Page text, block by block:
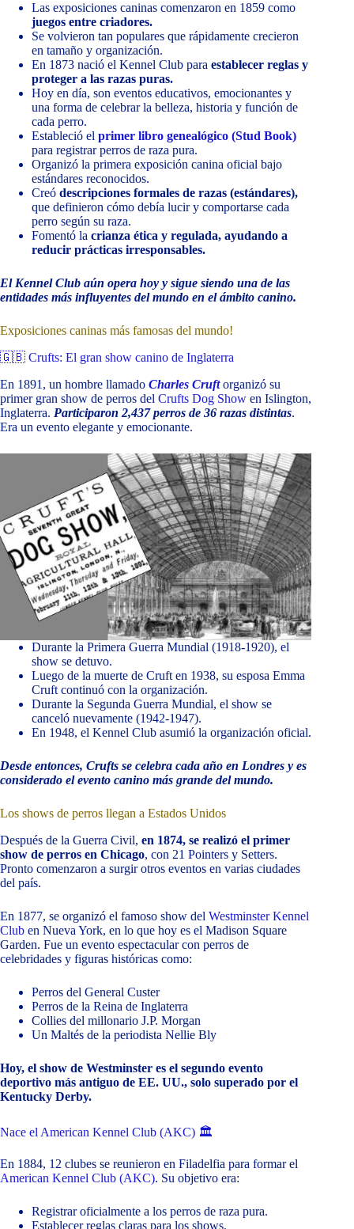
Las exposiciones caninas comenzaron en 1859 como
juegos entre criadores.
Se volvieron tan populares que rápidamente crecieron
en tamaño y organización.
En 1873 nació el Kennel Club para establecer reglas y
proteger a las razas puras.
Hoy en día, son eventos educativos, emocionantes y
una forma de celebrar la belleza, historia y función de
cada perro.
Estableció el primer libro genealógico (Stud Book)
para registrar perros de raza pura.
Organizó la primera exposición canina oficial bajo
estándares reconocidos.
Creó descripciones formales de razas (estándares),
que definieron cómo debía lucir y comportarse cada
perro según su raza.
Fomentó la crianza ética y regulada, ayudando a
reducir prácticas irresponsables.
El Kennel Club aún opera hoy y sigue siendo una de las
entidades más influyentes del mundo en el ámbito canino.
Exposiciones caninas más famosas del mundo!
🇬🇧 Crufts: El gran show canino de Inglaterra
En 1891, un hombre llamado Charles Cruftorganizó su
primer gran show de perros del Crufts Dog Show en Islington,
Inglaterra. Participaron 2,437 perros de 36 razas distintas.
Era un evento elegante y emocionante.
Durante la Primera Guerra Mundial (1918-1920), el
show se detuvo.
Luego de la muerte de Cruft en 1938, su esposa Emma
Cruft continuó con la organización.
Durante la Segunda Guerra Mundial, el show se
canceló nuevamente (1942-1947).
En 1948, el Kennel Club asumió la organización oficial.
Desde entonces, Crufts se celebra cada año en Londres y es
considerado el evento canino más grande del mundo.
Los shows de perros llegan a Estados Unidos
Después de la Guerra Civil, en 1874, se realizó el primer
show de perros en Chicago, con 21 Pointers y Setters.
Pronto comenzaron a surgir otros eventos en varias ciudades
del país.
En 1877, se organizó el famoso show del Westminster Kennel
Club en Nueva York, en lo que hoy es el Madison Square
Garden. Fue un evento espectacular con perros de
celebridades y figuras históricas como:
Perros del General Custer
Perros de la Reina de Inglaterra
Collies del millonario J.P. Morgan
Un Maltés de la periodista Nellie Bly
Hoy, el show de Westminster es el segundo evento
deportivo más antiguo de EE. UU., solo superado por el
Kentucky Derby.
Nace el American Kennel Club (AKC) 🏛
En 1884, 12 clubes se reunieron en Filadelfia para formar el
American Kennel Club (AKC). Su objetivo era:
Registrar oficialmente a los perros de raza pura.
Establecer reglas claras para los shows.